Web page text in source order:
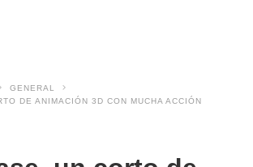
GENERAL
DE ANIMACIÓN 3D CON MUCHA ACCIÓN